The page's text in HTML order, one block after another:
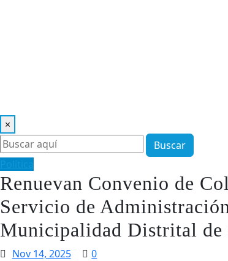
×
Buscar
Renuevan Convenio de
Servicio de
Municipalidad Distrital de
Nov 14, 2025 0